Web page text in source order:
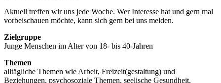
Aktuell treffen wir uns jede Woche. Wer Interesse hat und gern mal
vorbeischauen möchte, kann sich gern bei uns melden.
Zielgruppe
Junge Menschen im Alter von 18- bis 40-Jahren
Themen
alltägliche Themen wie Arbeit, Freizeit(gestaltung) und
Beziehungen, psychosoziale Themen, seelische Gesundheit,